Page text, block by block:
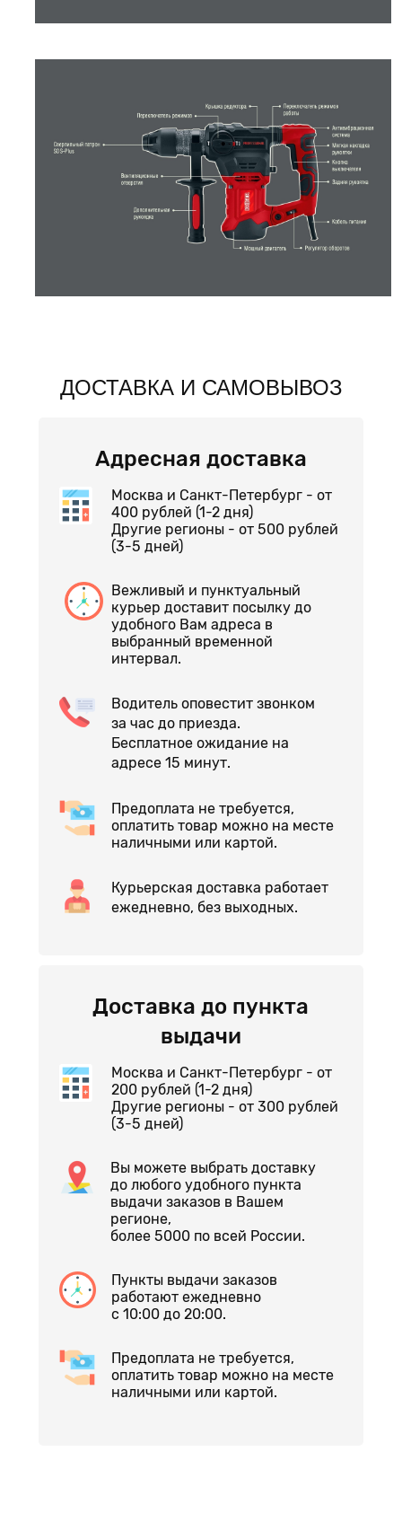
ДОСТАВКА И САМОВЫВОЗ
Адресная доставка
Москва и Санкт-Петербург - от
400 рублей (1-2 дня)
Другие регионы - от 500 рублей
(3-5 дней)
Вежливый и пунктуальный
курьер доставит посылку до
удобного Вам адреса в
выбранный временной
интервал.
Водитель оповестит звонком
за час до приезда.
Бесплатное ожидание на
адресе 15 минут.
Предоплата не требуется,
оплатить товар можно на месте
наличными или картой.
Курьерская доставка работает
ежедневно, без выходных.
Доставка до пункта
выдачи
Москва и Санкт-Петербург - от
200 рублей (1-2 дня)
Другие регионы - от 300 рублей
(3-5 дней)
Вы можете выбрать доставку
до любого удобного пункта
выдачи заказов в Вашем
регионе,
более 5000 по всей России.
Пункты выдачи заказов
работают ежедневно
с 10:00 до 20:00.
Предоплата не требуется,
оплатить товар можно на месте
наличными или картой.